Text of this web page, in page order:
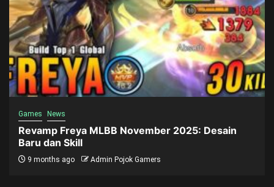
Games News
Revamp Freya MLBB November 2025: Desain
Baru dan Skill
9 months ago Admin Pojok Gamers